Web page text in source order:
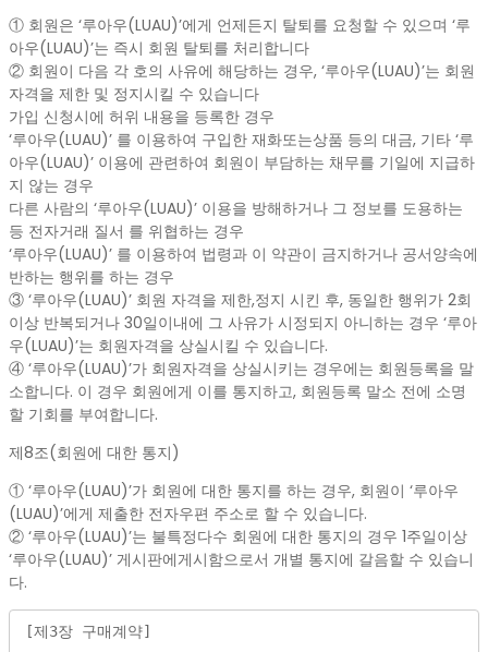
① 회원은 ‘루아우(LUAU)’에게 언제든지 탈퇴를 요청할 수 있으며 ‘루
아우(LUAU)’는 즉시 회원 탈퇴를 처리합니다
② 회원이 다음 각 호의 사유에 해당하는 경우, ‘루아우(LUAU)’는 회원
자격을 제한 및 정지시킬 수 있습니다
가입 신청시에 허위 내용을 등록한 경우
‘루아우(LUAU)’ 를 이용하여 구입한 재화또는상품 등의 대금, 기타 ‘루
아우(LUAU)’ 이용에 관련하여 회원이 부담하는 채무를 기일에 지급하
지 않는 경우
다른 사람의 ‘루아우(LUAU)’ 이용을 방해하거나 그 정보를 도용하는
등 전자거래 질서 를 위협하는 경우
‘루아우(LUAU)’ 를 이용하여 법령과 이 약관이 금지하거나 공서양속에
반하는 행위를 하는 경우
③ ‘루아우(LUAU)’ 회원 자격을 제한,정지 시킨 후, 동일한 행위가 2회
이상 반복되거나 30일이내에 그 사유가 시정되지 아니하는 경우 ‘루아
우(LUAU)’는 회원자격을 상실시킬 수 있습니다.
④ ‘루아우(LUAU)’가 회원자격을 상실시키는 경우에는 회원등록을 말
소합니다. 이 경우 회원에게 이를 통지하고, 회원등록 말소 전에 소명
할 기회를 부여합니다.
제8조(회원에 대한 통지)
① ‘루아우(LUAU)’가 회원에 대한 통지를 하는 경우, 회원이 ‘루아우
(LUAU)’에게 제출한 전자우편 주소로 할 수 있습니다.
② ‘루아우(LUAU)’는 불특정다수 회원에 대한 통지의 경우 1주일이상
‘루아우(LUAU)’ 게시판에게시함으로서 개별 통지에 갈음할 수 있습니
다.
[제3장 구매계약]